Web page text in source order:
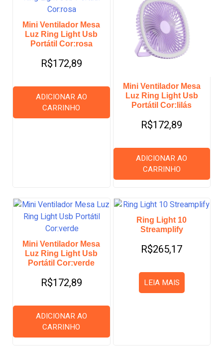
Mini Ventilador Mesa
Luz Ring Light Usb
Portátil Cor:rosa
R$172,89
ADICIONAR AO
CARRINHO
Mini Ventilador Mesa
Luz Ring Light Usb
Portátil Cor:lilás
R$172,89
ADICIONAR AO
CARRINHO
Mini Ventilador Mesa
Luz Ring Light Usb
Portátil Cor:verde
R$172,89
ADICIONAR AO
CARRINHO
Ring Light 10
Streamplify
R$265,17
LEIA MAIS